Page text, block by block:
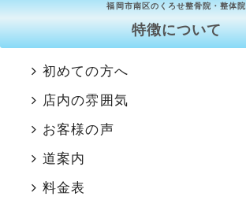
福岡市南区のくろせ整骨院・整体院
特徴について
初めての方へ
店内の雰囲気
お客様の声
道案内
料金表